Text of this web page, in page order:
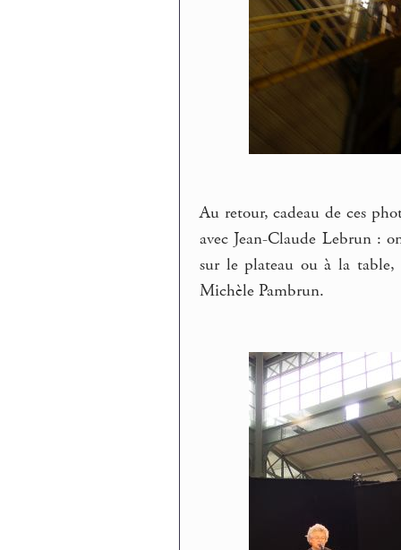
Au retour, cadeau de ces
avec Jean-Claude Lebrun :
sur le plateau ou à la table,
Michèle Pambrun.